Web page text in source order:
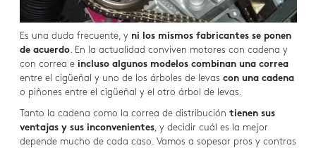
Es una duda frecuente, y ni los mismos fabricantes se ponen
de acuerdo. En la actualidad conviven motores con cadena y
con correa e incluso algunos modelos combinan una correa
entre el cigüeñal y uno de los árboles de levas con una cadena
o piñones entre el cigüeñal y el otro árbol de levas.
Tanto la cadena como la correa de distribución tienen sus
ventajas y sus inconvenientes, y decidir cuál es la mejor
depende mucho de cada caso. Vamos a sopesar pros y contras